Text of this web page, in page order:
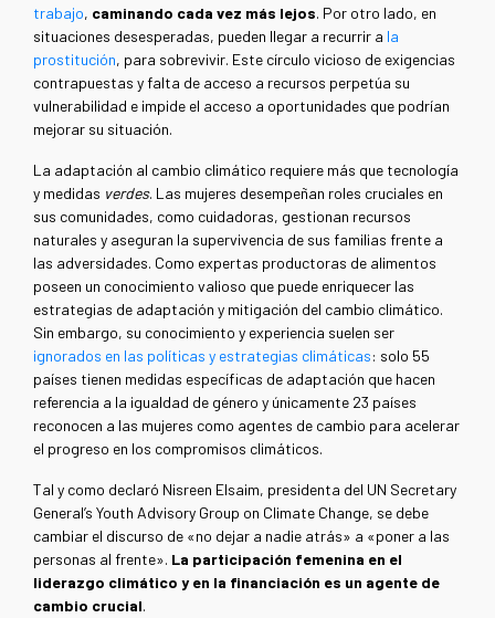
trabajo, caminando cada vez más lejos. Por otro lado, en
situaciones desesperadas, pueden llegar a recurrir a la
prostitución, para sobrevivir. Este círculo vicioso de exigencias
contrapuestas y falta de acceso a recursos perpetúa su
vulnerabilidad e impide el acceso a oportunidades que podrían
mejorar su situación.
La adaptación al cambio climático requiere más que tecnología
y medidas verdes. Las mujeres desempeñan roles cruciales en
sus comunidades, como cuidadoras, gestionan recursos
naturales y aseguran la supervivencia de sus familias frente a
las adversidades. Como expertas productoras de alimentos
poseen un conocimiento valioso que puede enriquecer las
estrategias de adaptación y mitigación del cambio climático.
Sin embargo, su conocimiento y experiencia suelen ser
ignorados en las políticas y estrategias climáticas: solo 55
países tienen medidas específicas de adaptación que hacen
referencia a la igualdad de género y únicamente 23 países
reconocen a las mujeres como agentes de cambio para acelerar
el progreso en los compromisos climáticos.
Tal y como declaró Nisreen Elsaim, presidenta del UN Secretary
General’s Youth Advisory Group on Climate Change, se debe
cambiar el discurso de «no dejar a nadie atrás» a «poner a las
personas al frente». La participación femenina en el
liderazgo climático y en la financiación es un agente de
cambio crucial.